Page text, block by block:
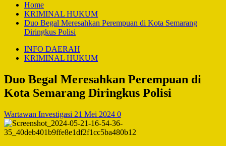
Home
KRIMINAL HUKUM
Duo Begal Meresahkan Perempuan di Kota Semarang
Diringkus Polisi
INFO DAERAH
KRIMINAL HUKUM
Duo Begal Meresahkan Perempuan di
Kota Semarang Diringkus Polisi
Wartawan Investigasi 21 Mei 2024 0